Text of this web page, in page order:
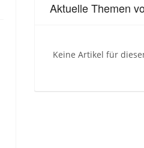
Aktuelle Themen
Keine Artikel für